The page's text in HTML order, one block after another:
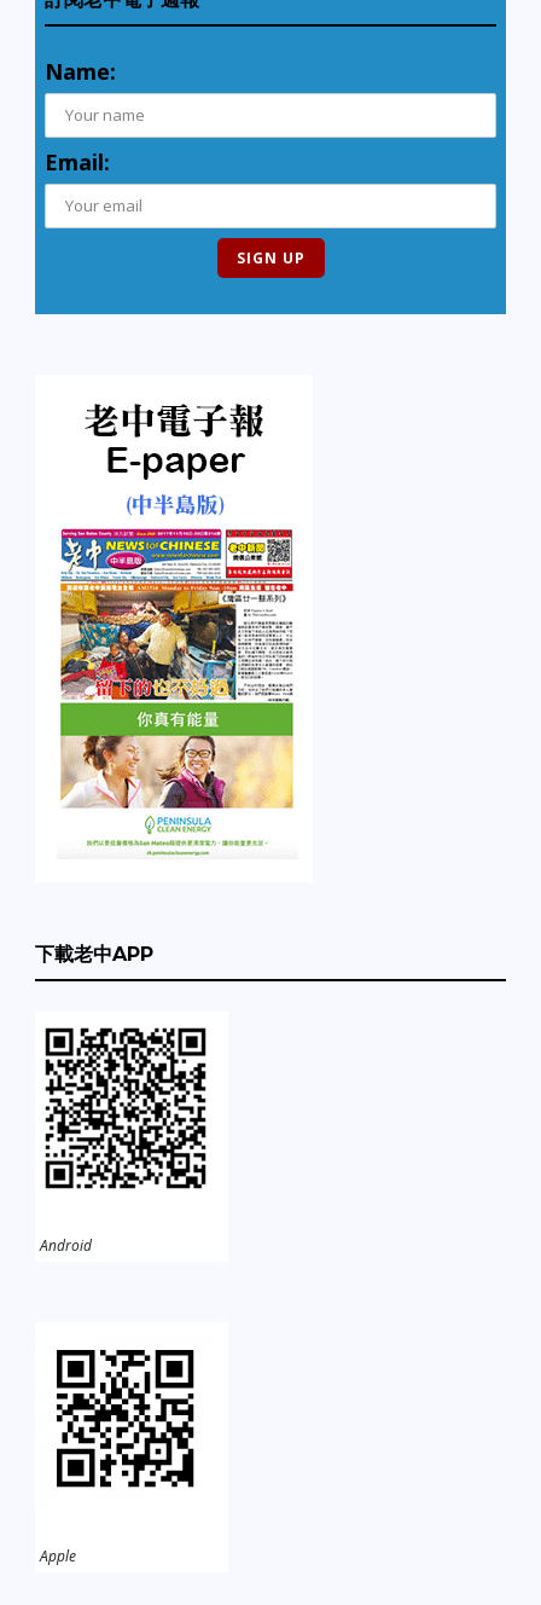
Name:
Email:
下載老中APP
Android
Apple